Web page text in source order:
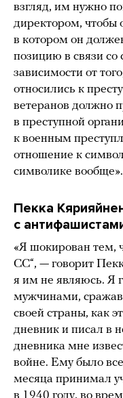
взгляд, им нужно
директором, чтобы
в котором он
позицию в связи со
зависимости от
относились к
ветеранов должно
в преступной
к военным
отношение к
символике вообще».
Пекка
с
«Я шокирован тем,
СС“, — говорит
я им не являюсь. Я
мужчинами,
своей страны, как
дневник и писал в
дневника мне
войне. Ему было
месяца принимал